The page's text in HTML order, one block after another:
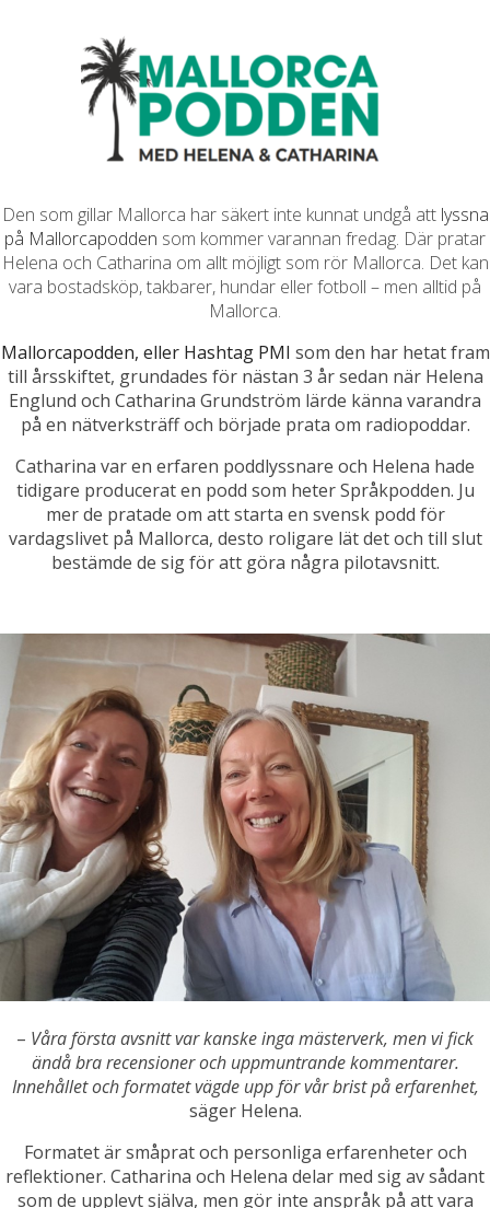
Den som gillar Mallorca har säkert inte kunnat undgå att lyssna
på Mallorcapodden som kommer varannan fredag. Där pratar
Helena och Catharina om allt möjligt som rör Mallorca. Det kan
vara bostadsköp, takbarer, hundar eller fotboll – men alltid på
Mallorca.
Mallorcapodden, eller Hashtag PMI som den har hetat fram
till årsskiftet, grundades för nästan 3 år sedan när Helena
Englund och Catharina Grundström lärde känna varandra
på en nätverksträff och började prata om radiopoddar.
Catharina var en erfaren poddlyssnare och Helena hade
tidigare producerat en podd som heter Språkpodden. Ju
mer de pratade om att starta en svensk podd för
vardagslivet på Mallorca, desto roligare lät det och till slut
bestämde de sig för att göra några pilotavsnitt.
– Våra första avsnitt var kanske inga mästerverk, men vi fick
ändå bra recensioner och uppmuntrande kommentarer.
Innehållet och formatet vägde upp för vår brist på erfarenhet,
säger Helena.
Formatet är småprat och personliga erfarenheter och
reflektioner. Catharina och Helena delar med sig av sådant
som de upplevt själva, men gör inte anspråk på att vara